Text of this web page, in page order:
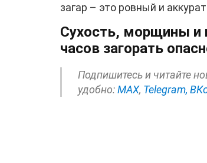
загар – это ровный и
Сухость, морщины и
часов загорать
Подпишитесь и читайте
удобно:МАХ, Telegram,